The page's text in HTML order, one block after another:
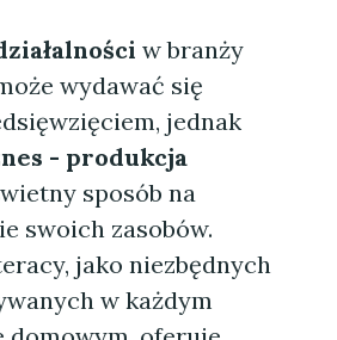
w branży
wydawać się
jednak
- produkcja
sposób na
swoich zasobów.
jako niezbędnych
w każdym